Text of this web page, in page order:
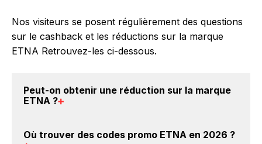
Nos visiteurs se posent régulièrement des questions
sur le cashback et les réductions sur la marque
ETNA Retrouvez-les ci-dessous.
Peut-on obtenir une réduction sur la marque
ETNA ?
crédités sur votre cagnotte BackBackBack lorsque
Où trouver des codes promo ETNA en 2026 ?